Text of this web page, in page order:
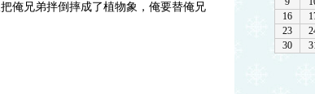
俺兄弟拌倒摔成了植物象，俺要替俺兄